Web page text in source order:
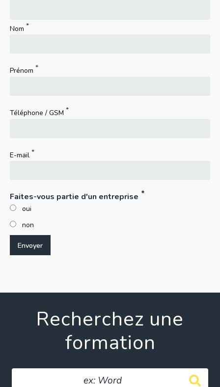
Nom
Prénom
Téléphone / GSM
E-mail
Faites-vous partie d'un entreprise
oui
non
Recherchez une
formation